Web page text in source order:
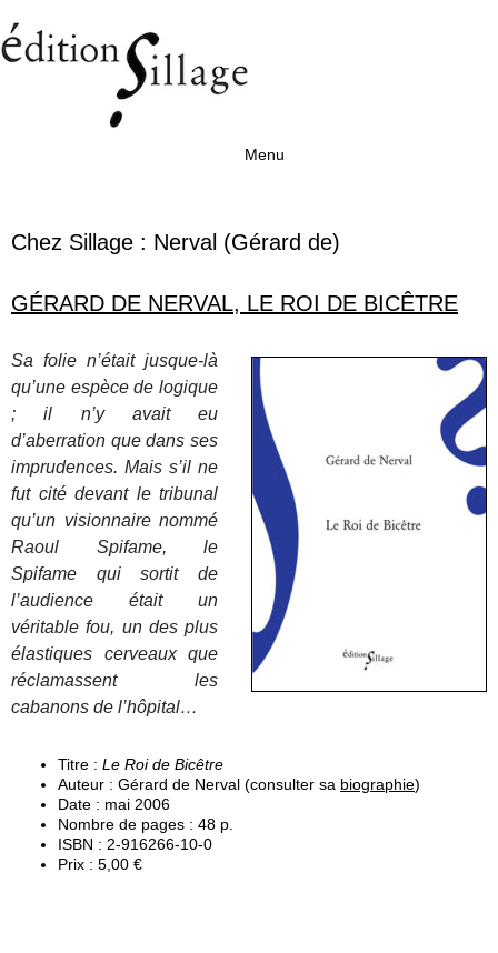
Menu
Chez Sillage : Nerval (Gérard de)
GÉRARD DE NERVAL, LE ROI DE BICÊTRE
Sa folie n’était jusque-là
qu’une espèce de logique
; il n’y avait eu
d’aberration que dans ses
imprudences. Mais s’il ne
fut cité devant le tribunal
qu’un visionnaire nommé
Raoul Spifame, le
Spifame qui sortit de
l’audience était un
véritable fou, un des plus
élastiques cerveaux que
réclamassent les
cabanons de l’hôpital…
Titre : Le Roi de Bicêtre
Auteur : Gérard de Nerval (consulter sa biographie)
Date : mai 2006
Nombre de pages : 48 p.
ISBN : 2-916266-10-0
Prix : 5,00 €